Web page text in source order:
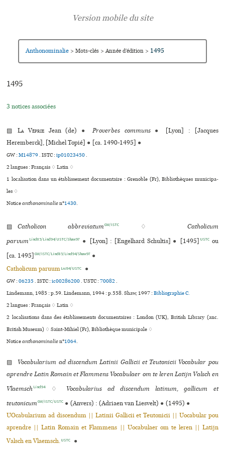
Anthonominalie > Mots-clés > Année d’édition > 1495
1495
3 notices associées
▨La Véprie Jean (de) ● Proverbes communs ●
[Lyon] : [Jacques
Heremberck], [Michel Topié] ● [ca. 1490-1495] ●
GW :M14879.ISTC :ip01023450.
2 langues :Français ♢Latin ♢
1 localisation dans un établissement documentaire : Grenoble (Fr), Bibliothèques muni­ci­pa­
les ♢
Noticeanthonominalien°1430.
▨Catholicon abbreviatum GW/ISTC♢ Catholicum
parvum Lind85/Lind94/USTC/Shaw97 ● [Lyon] : [Engelhard Schultis] ● [1495] USTCou
[ca. 1495]
GW/ISTC/Lind85/Lind94/Shaw97 ●
Catholicum paruum Lind94/USTC ●
GW :06235 .ISTC :ic00286200.USTC :70082.
Lindemann, 1985 : p.59. Lindemann, 1994 : p.558. Shaw, 1997 :Bibliographie C.
2 langues :Français ♢Latin ♢
2 localisations dans des établissements documentaires : London (UK), British Library (anc.
British Museum) ♢ Saint-Mihiel (Fr), Bibliothèque muni­ci­pale ♢
Noticeanthonominalien°1064.
▨ Vocabularium ad dis­cen­dum Latinii Gallicii et Teutonicii Vocabular pou
apren­dre Latin Romain et Flammens Vocabulaer om te leren Latijn Valsch en
Vlaemsch Lind94♢ Vocabularius ad discendum latinum, gallicum et
teutonicum GW/ISTC/USTC ● (Anvers) : (Adriaen van Liesvelt) ● (1495) ●
UOcabularium ad discendum || Latinii Gallicii et Teutonicii || Uocabular pou
aprendre || Latin Romain et Flammens || Uocabulaer om te leren || Latijn
Valsch en Vlaemsch. USTC ●